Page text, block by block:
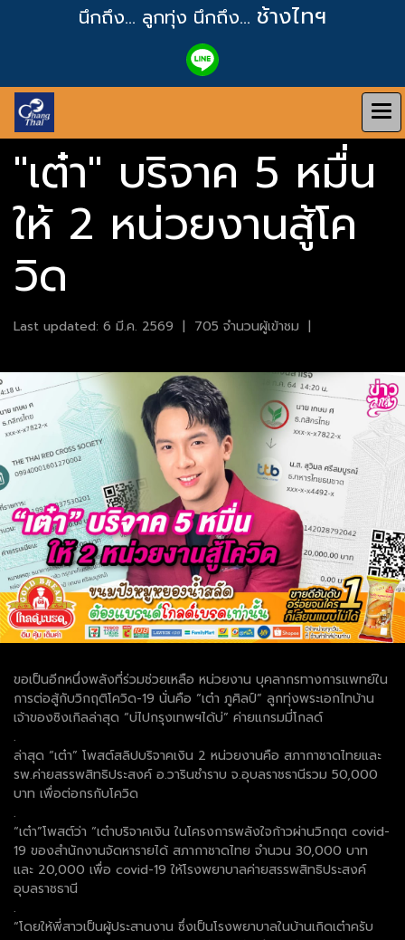
นึกถึง... ลูกทุ่ง นึกถึง... ช้างไทฯ
"เต๋า" บริจาค 5 หมื่น
ให้ 2 หน่วยงานสู้โค
วิด
Last updated: 6 มี.ค. 2569 | 705 จำนวนผู้เข้าชม |
ขอเป็นอีกหนึ่งพลังที่ร่วมช่วยเหลือ หน่วยงาน บุคลากรทางการแพทย์ใน
การต่อสู้กับวิกฤติโควิด-19 นั่นคือ “เต๋า ภูศิลป์” ลูกทุ่งพระเอกไทบ้าน
เจ้าของซิงเกิลล่าสุด “บ่ไปกรุงเทพฯได้บ่” ค่ายแกรมมี่โกลด์
.
ล่าสุด “เต๋า” โพสต์สลิปบริจาคเงิน 2 หน่วยงานคือ สภากาชาดไทยและ
รพ.ค่ายสรรพสิทธิประสงค์ อ.วารินชำราบ จ.อุบลราชธานีรวม 50,000
บาท เพื่อต่อกรกับโควิด
.
“เต๋า”โพสต์ว่า “เต๋าบริจาคเงิน ในโครงการพลังใจก้าวผ่านวิกฤต covid-
19 ของสำนักงานจัดหารายได้ สภากาชาดไทย จำนวน 30,000 บาท
และ 20,000 เพื่อ covid-19 ให้โรงพยาบาลค่ายสรรพสิทธิประสงค์
อุบลราชธานี
.
“โดยให้พี่สาวเป็นผู้ประสานงาน ซึ่งเป็นโรงพยาบาลในบ้านเกิดเต๋าครับ